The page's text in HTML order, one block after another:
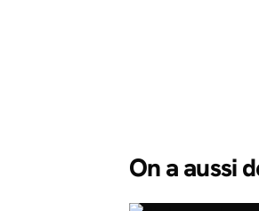
On a aussi